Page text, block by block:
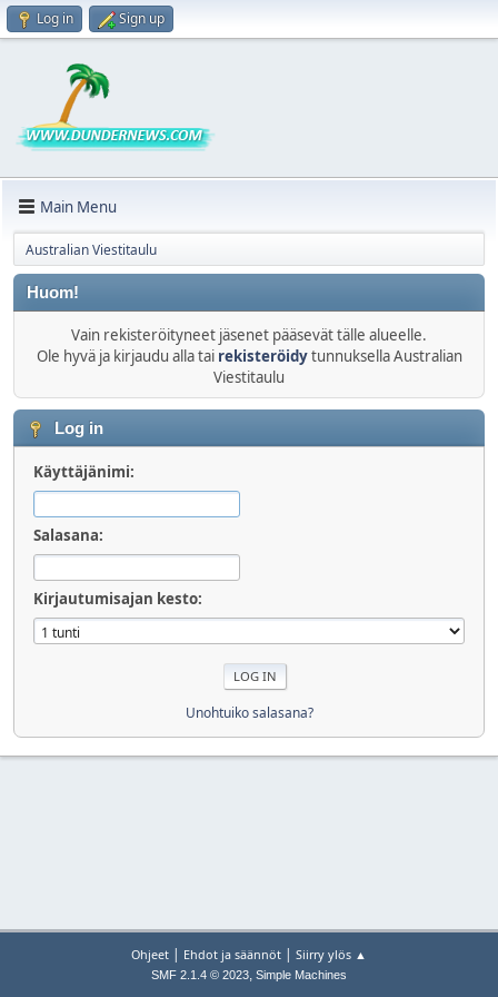
Log in Sign up
Main Menu
Australian Viestitaulu
Huom!
Vain rekisteröityneet jäsenet pääsevät tälle alueelle.
Ole hyvä ja kirjaudu alla tai rekisteröidytunnuksella Australian
Viestitaulu
Log in
Käyttäjänimi:
Salasana:
Kirjautumisajan kesto:
Unohtuiko salasana?
Ohjeet | Ehdot ja säännöt | Siirry ylös ▲
SMF 2.1.4 © 2023, Simple Machines